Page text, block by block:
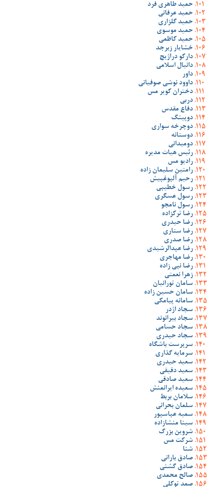
حمید طاهری فرد
حمید عرفانی
حمید گلزاری
حمید موسوی
حمید کاظمی
خشایار زبرجد
دارکو دراژیچ
دانیال اسلامی
داور
داوود نوشی صوفیانی
دختران کویر مس
دربی
دفاع مقدس
دوپینگ
دوچرخه سواری
دوستانه
دومیدانی
رئیس هیات مدیره
رادیو مس
رامتین سلیمان زاده
رحیم آلبوغبیش
رسول خطیبی
رسول عسگری
رسول نامجو
رضا ترکزاده
رضا حیدری
رضا ستاری
رضا صدری
رضا عبدالرشیدی
رضا مهاجری
رضا نبی زاده
زهرا نعمتی
سامان تورانیان
سامان حسین زاده
سامانه پیامکی
سجاد اژدر
سجاد بیرانوند
سجاد حسامی
سجاد حیدری
سرپرست باشگاه
سرمایه گذاری
سعید حیدری
سعید دقیقی
سعید صادقی
سعیده ایرانمنش
سلامان بربط
سلمان بحرانی
سمیه عباسپور
سینا منشازاده
شروین بزرگ
شرکت مس
شنا
صادق بارانی
صادق گشنی
صالح محمدی
صمد توکلی